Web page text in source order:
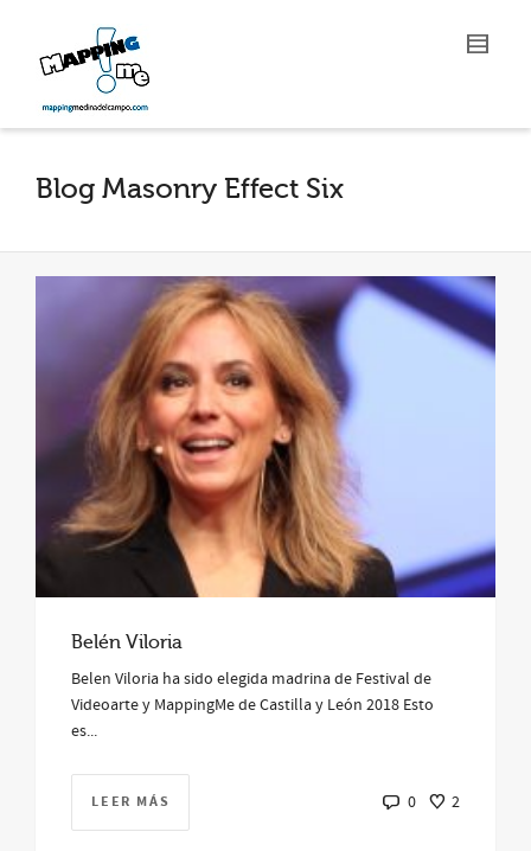
Blog Masonry Effect Six
Belén Viloria
Belen Viloria ha sido elegida madrina de Festival de
Videoarte y MappingMe de Castilla y León 2018 Esto
es...
LEER MÁS 0 2